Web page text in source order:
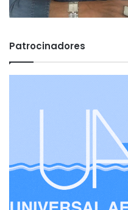
Patrocinadores